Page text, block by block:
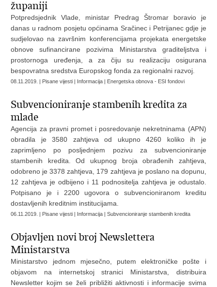
županiji
Potpredsjednik Vlade, ministar Predrag Štromar boravio je
danas u radnom posjetu općinama Sračinec i Petrijanec gdje je
sudjelovao na završnim konferencijama projekata energetske
obnove sufinancirane pozivima Ministarstva graditeljstva i
prostornoga uređenja, a za čiju su realizaciju osigurana
bespovratna sredstva Europskog fonda za regionalni razvoj.
08.11.2019. | Pisane vijesti | Informacija | Energetska obnova - ESI fondovi
Subvencioniranje stambenih kredita za
mlade
Agencija za pravni promet i posredovanje nekretninama (APN)
obradila je 3580 zahtjeva od ukupno 4260 koliko ih je
zaprimljeno po posljednjem pozivu za subvencioniranje
stambenih kredita. Od ukupnog broja obrađenih zahtjeva,
odobreno je 3378 zahtjeva, 179 zahtjeva je poslano na dopunu,
12 zahtjeva je odbijeno i 11 podnositelja zahtjeva je odustalo.
Potpisano je i 2200 ugovora o subvencioniranom kreditu
dostavljenih kreditnim institucijama.
06.11.2019. | Pisane vijesti | Informacija | Subvencioniranje stambenih kredita
Objavljen novi broj Newslettera
Ministarstva
Ministarstvo jednom mjesečno, putem elektroničke pošte i
objavom na internetskoj stranici Ministarstva, distribuira
Newsletter kojim se želi približiti aktivnosti i informacije svima